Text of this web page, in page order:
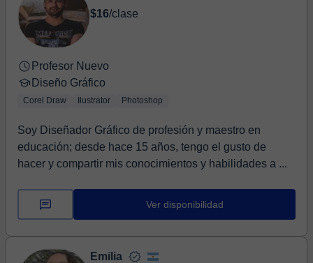
$16/clase
Profesor Nuevo
Diseño Gráfico
Corel Draw Ilustrator Photoshop
Soy Diseñador Gráfico de profesión y maestro en
educación; desde hace 15 años, tengo el gusto de
hacer y compartir mis conocimientos y habilidades a ...
Ver disponibilidad
Emilia